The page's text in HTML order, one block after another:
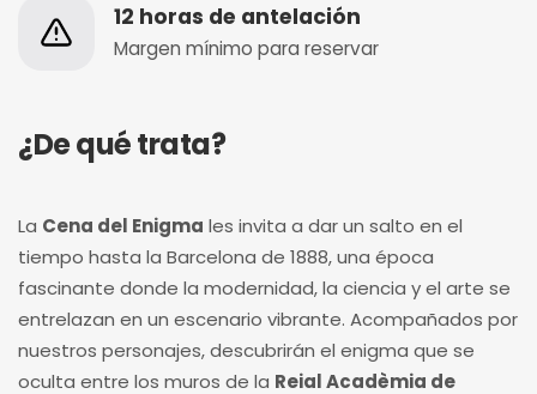
12 horas de antelación
Margen mínimo para reservar
¿De qué trata?
La Cena del Enigma les invita a dar un salto en el
tiempo hasta la Barcelona de 1888, una época
fascinante donde la modernidad, la ciencia y el arte se
entrelazan en un escenario vibrante. Acompañados por
nuestros personajes, descubrirán el enigma que se
oculta entre los muros de la Reial Acadèmia de